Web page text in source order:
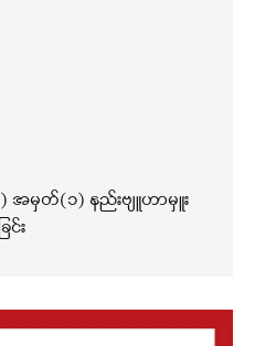
အမှတ်(၁) နည်းဗျူဟာမှူး
း